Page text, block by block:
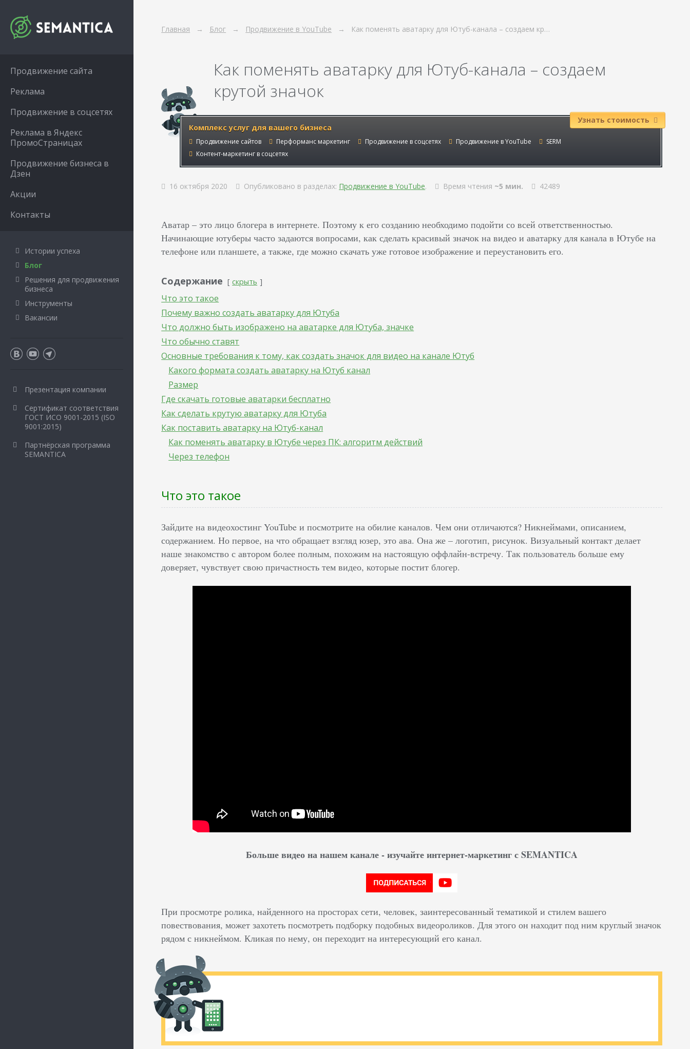
Главная Блог Продвижение в YouTube Как поменять аватарку для Ютуб-канала – создаем кр…
Как поменять аватарку для Ютуб-канала – создаем
крутой значок
Комплекс услуг для вашего бизнеса
Продвижение сайтов Перформанс маркетинг Продвижение в соцсетях Продвижение в YouTube
SERM
Контент-маркетинг в соцсетях
Узнать стоимость
16 октября 2020 Опубликовано в разделах: Продвижение в YouTube. Время чтения ~5 мин. 42489
Аватар – это лицо блогера в интернете. Поэтому к его созданию необходимо подойти со всей ответственностью.
Начинающие ютуберы часто задаются вопросами, как сделать красивый значок на видео и аватарку для канала в Ютубе на
телефоне или планшете, а также, где можно скачать уже готовое изображение и переустановить его.
Содержание скрыть
Что это такое
Почему важно создать аватарку для Ютуба
Что должно быть изображено на аватарке для Ютуба, значке
Что обычно ставят
Основные требования к тому, как создать значок для видео на канале Ютуб
Какого формата создать аватарку на Ютуб канал
Размер
Где скачать готовые аватарки бесплатно
Как сделать крутую аватарку для Ютуба
Как поставить аватарку на Ютуб-канал
Как поменять аватарку в Ютубе через ПК: алгоритм действий
Через телефон
Что это такое
Зайдите на видеохостинг YouTube и посмотрите на обилие каналов. Чем они отличаются? Никнеймами, описанием,
содержанием. Но первое, на что обращает взгляд юзер, это ава. Она же – логотип, рисунок. Визуальный контакт делает
наше знакомство с автором более полным, похожим на настоящую оффлайн-встречу. Так пользователь больше ему
доверяет, чувствует свою причастность тем видео, которые постит блогер.
Больше видео на нашем канале - изучайте интернет-маркетинг с SEMANTICA
При просмотре ролика, найденного на просторах сети, человек, заинтересованный тематикой и стилем вашего
повествования, может захотеть посмотреть подборку подобных видеороликов. Для этого он находит под ним круглый значок
рядом с никнеймом. Кликая по нему, он переходит на интересующий его канал.
Продвижение сайта
Реклама
Продвижение в соцсетях
Реклама в Яндекс
ПромоСтраницах
Продвижение бизнеса в
Дзен
Акции
Контакты
Истории успеха
Блог
Решения для продвижения
бизнеса
Инструменты
Вакансии
Презентация компании
Сертификат соответствия
ГОСТ ИСО 9001-2015 (ISO
9001:2015)
Партнёрская программа
SEMANTICA